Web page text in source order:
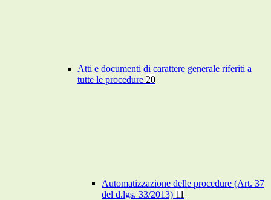
Atti e documenti di carattere generale riferiti a
tutte le procedure 20
Automatizzazione delle procedure (Art. 37
del d.lgs. 33/2013) 11